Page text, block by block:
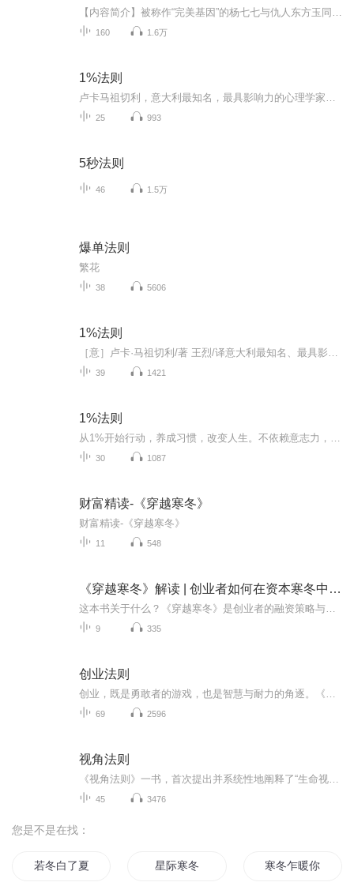
160 1.6万
1%法则
25 993
5秒法则
46 1.5万
爆单法则
繁花
38 5606
1%法则
39 1421
1%法则
30 1087
财富精读-《穿越寒冬》
财富精读-《穿越寒冬》
11 548
《穿越寒冬》解读 | 创业者如何在资本寒冬中生存？
9 335
创业法则
69 2596
视角法则
45 3476
您是不是在找：
若冬白了夏 星际寒冬 寒冬乍暖你还在